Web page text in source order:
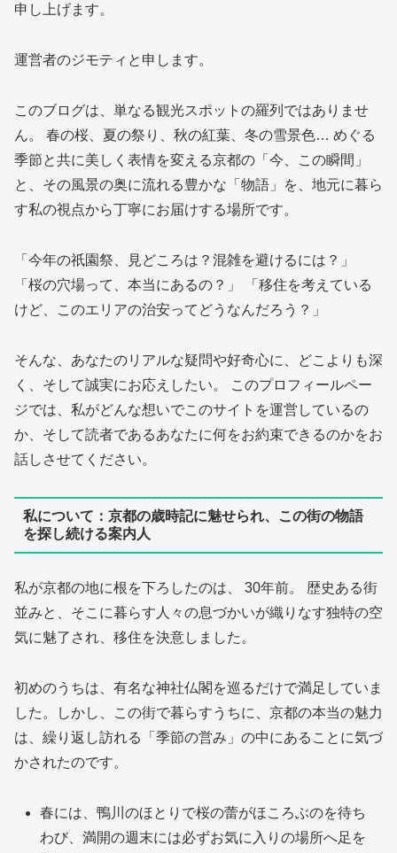
申し上げます。
運営者のジモティと申します。
このブログは、単なる観光スポットの羅列ではありませ
ん。 春の桜、夏の祭り、秋の紅葉、冬の雪景色… めぐる
季節と共に美しく表情を変える京都の「今、この瞬間」
と、その風景の奥に流れる豊かな「物語」を、地元に暮ら
す私の視点から丁寧にお届けする場所です。
「今年の祇園祭、見どころは？混雑を避けるには？」
「桜の穴場って、本当にあるの？」 「移住を考えている
けど、このエリアの治安ってどうなんだろう？」
そんな、あなたのリアルな疑問や好奇心に、どこよりも深
く、そして誠実にお応えしたい。 このプロフィールペー
ジでは、私がどんな想いでこのサイトを運営しているの
か、そして読者であるあなたに何をお約束できるのかをお
話しさせてください。
私について：京都の歳時記に魅せられ、この街の物語
を探し続ける案内人
私が京都の地に根を下ろしたのは、 30年前。 歴史ある街
並みと、そこに暮らす人々の息づかいが織りなす独特の空
気に魅了され、移住を決意しました。
初めのうちは、有名な神社仏閣を巡るだけで満足していま
した。しかし、この街で暮らすうちに、京都の本当の魅力
は、繰り返し訪れる「季節の営み」の中にあることに気づ
かされたのです。
春には、鴨川のほとりで桜の蕾がほころぶのを待ち
わび、満開の週末には必ずお気に入りの場所へ足を